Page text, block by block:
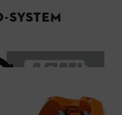
System